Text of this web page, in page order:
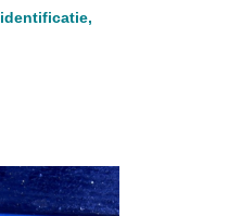
identificatie,